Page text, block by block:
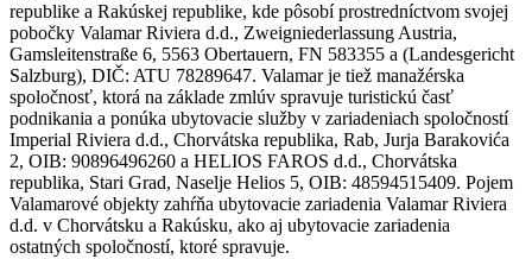
republike a Rakúskej republike, kde pôsobí prostredníctvom svojej
pobočky Valamar Riviera d.d., Zweigniederlassung Austria,
Gamsleitenstraße 6, 5563 Obertauern, FN 583355 a (Landesgericht
Salzburg), DIČ: ATU 78289647. Valamar je tiež manažérska
spoločnosť, ktorá na základe zmlúv spravuje turistickú časť
podnikania a ponúka ubytovacie služby v zariadeniach spoločností
Imperial Riviera d.d., Chorvátska republika, Rab, Jurja Barakovića
2, OIB: 90896496260 a HELIOS FAROS d.d., Chorvátska
republika, Stari Grad, Naselje Helios 5, OIB: 48594515409. Pojem
Valamarové objekty zahŕňa ubytovacie zariadenia Valamar Riviera
d.d. v Chorvátsku a Rakúsku, ako aj ubytovacie zariadenia
ostatných spoločností, ktoré spravuje.